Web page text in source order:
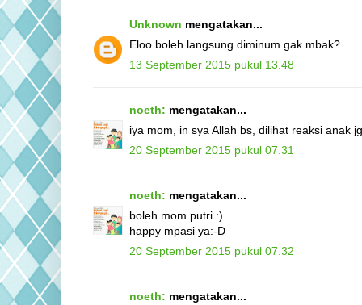
Unknown mengatakan...
Eloo boleh langsung diminum gak mbak?
13 September 2015 pukul 13.48
noeth: mengatakan...
iya mom, in sya Allah bs, dilihat reaksi anak
20 September 2015 pukul 07.31
noeth: mengatakan...
boleh mom putri :)
happy mpasi ya:-D
20 September 2015 pukul 07.32
noeth: mengatakan...